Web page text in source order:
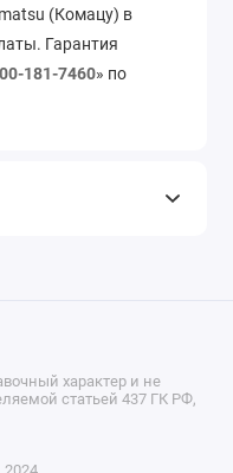
(Комацу) в
Гарантия
181-7460» по
характер и не
статьей 437 ГК РФ,